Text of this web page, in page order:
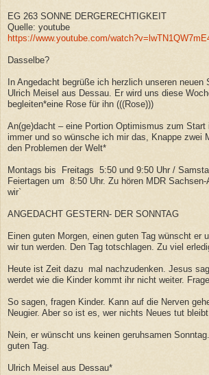
EG 263 SONNE DERGERECHTIGKEIT
Quelle: youtube
https://www.youtube.com/
Dasselbe?
In Angedacht begrüße ich herzlich unseren neuen
Ulrich Meisel aus Dessau.
Er wird uns diese
begleiten*eine Rose für ihn (((Rose)))
An(ge)dacht – eine Portion Optimismus zum Start
immer und so wünsche ich mir das, Knappe zwei
den Problemen der Welt*
Montags bis Freitags 5:50 und 9:50 Uhr /
Feiertagen um 8:50 Uhr. Zu hören MDR
wir`
ANGEDACHT GESTERN- DER SONNTAG
Einen guten Morgen, einen guten Tag wünscht er
wir tun werden. Den Tag totschlagen. Zu viel
Heute ist Zeit dazu mal nachzudenken. Jesus
werdet wie die Kinder kommt ihr nicht weiter.
So sagen, fragen Kinder. Kann auf die Nerven
Neugier. Aber so ist es, wer nichts Neues tut bleibt
Nein, er wünscht uns keinen geruhsamen
guten Tag.
Ulrich Meisel aus Dessau*